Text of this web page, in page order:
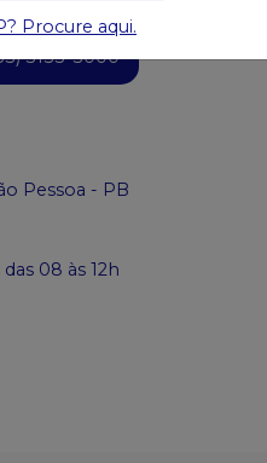
3133-3000
Pessoa - PB
08 às 12h
Procure aqui.